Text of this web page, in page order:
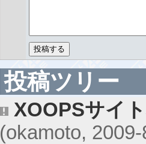
投稿ツリー
XOOPSサイ
(okamoto,